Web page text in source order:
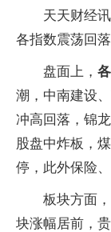
天天财经
各指数震荡回落
盘面上，
潮，中南建设
冲高回落，锦
股盘中炸板，
停，此外保险
板块方面
块涨幅居前，